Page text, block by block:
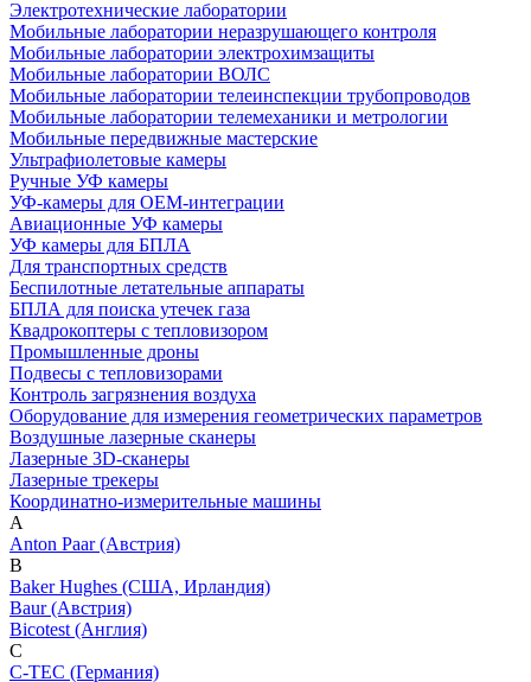
Электротехнические лаборатории
Мобильные лаборатории неразрушающего контроля
Мобильные лаборатории электрохимзащиты
Мобильные лаборатории ВОЛС
Мобильные лаборатории телеинспекции трубопроводов
Мобильные лаборатории телемеханики и метрологии
Мобильные передвижные мастерские
Ультрафиолетовые камеры
Ручные УФ камеры
УФ-камеры для OEM-интеграции
Авиационные УФ камеры
УФ камеры для БПЛА
Для транспортных средств
Беспилотные летательные аппараты
БПЛА для поиска утечек газа
Квадрокоптеры с тепловизором
Промышленные дроны
Подвесы с тепловизорами
Контроль загрязнения воздуха
Оборудование для измерения геометрических параметров
Воздушные лазерные сканеры
Лазерные 3D-сканеры
Лазерные трекеры
Координатно-измерительные машины
A
Anton Paar (Австрия)
B
Baker Hughes (США, Ирландия)
Baur (Австрия)
Bicotest (Англия)
C
C-TEC (Германия)